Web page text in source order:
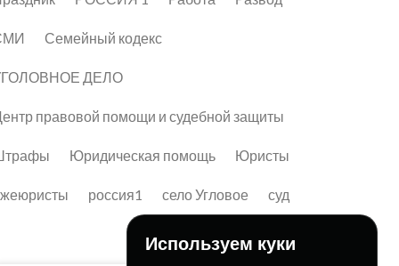
Семейный кодекс
ДЕЛО
правовой помощи и судебной защиты
Юридическая помощь Юристы
россия1 село Угловое суд
Используем куки